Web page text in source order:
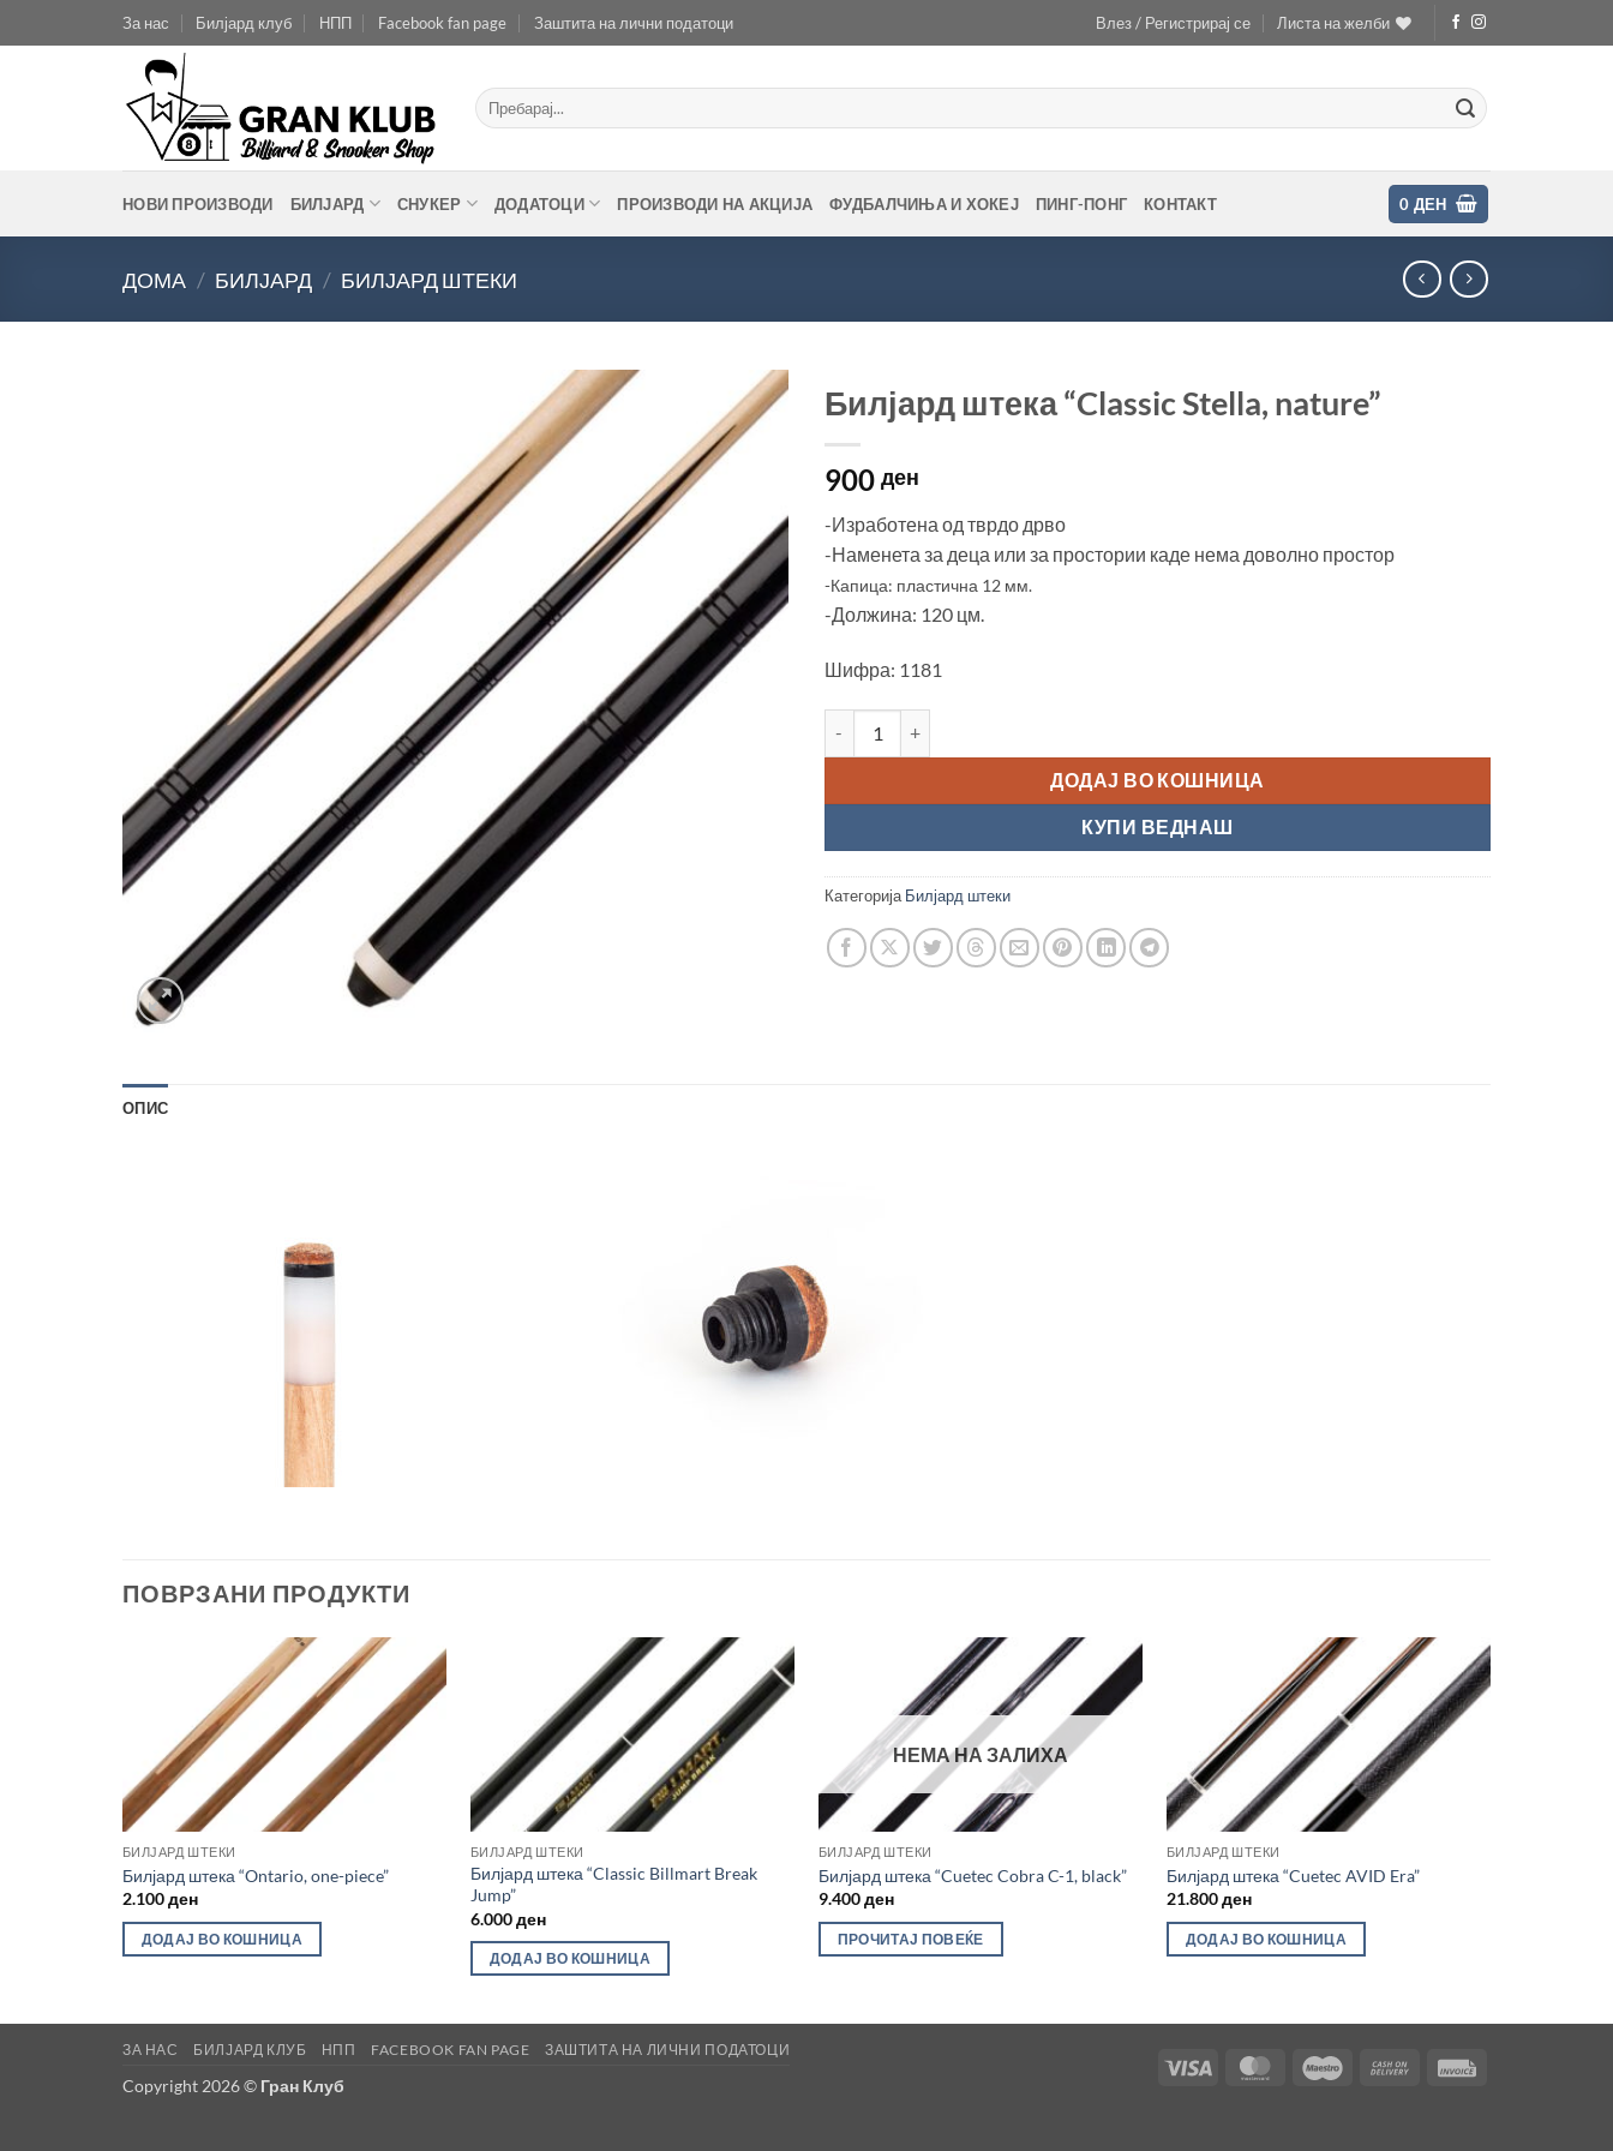
to
За нас Билјард клуб НПП Facebook fan page Заштита на лични податоци Влез / Регистрирај се Листа на желби
Барај
за:
НОВИ ПРОИЗВОДИ БИЛЈАРД СНУКЕР ДОДАТОЦИ ПРОИЗВОДИ НА АКЦИЈА ФУДБАЛЧИЊА И ХОКЕЈ ПИНГ-ПОНГ КОНТАКТ 0 ДЕН
ДОМА / БИЛЈАРД / БИЛЈАРД ШТЕКИ
Билјард штека “Classic Stella, nature”
900 ден
-Изработена од тврдо дрво
-Наменета за деца или за простории каде нема доволно простор
-Капица: пластична 12 мм.
-Должина: 120 цм.
Шифра: 1181
ДОДАЈ ВО КОШНИЦА
КУПИ ВЕДНАШ
Категорија Билјард штеки
ОПИС
ПОВРЗАНИ ПРОДУКТИ
БИЛЈАРД ШТЕКИ
Билјард штека “Ontario, one-piece”
2.100ден
ДОДАЈ ВО КОШНИЦА
БИЛЈАРД ШТЕКИ
Билјард штека “Classic Billmart Break
Jump”
6.000ден
ДОДАЈ ВО КОШНИЦА
НЕМА НА ЗАЛИХА
БИЛЈАРД ШТЕКИ
Билјард штека “Cuetec Cobra C-1, black”
9.400ден
ПРОЧИТАЈ ПОВЕЌЕ
БИЛЈАРД ШТЕКИ
Билјард штека “Cuetec AVID Era”
21.800ден
ДОДАЈ ВО КОШНИЦА
Visa MasterCardMaestro
Cash
ЗА НАС БИЛЈАРД КЛУБ НПП FACEBOOK FAN PAGE ЗАШТИТА НА ЛИЧНИ ПОДАТОЦИ
Copyright 2026 © Гран Клуб